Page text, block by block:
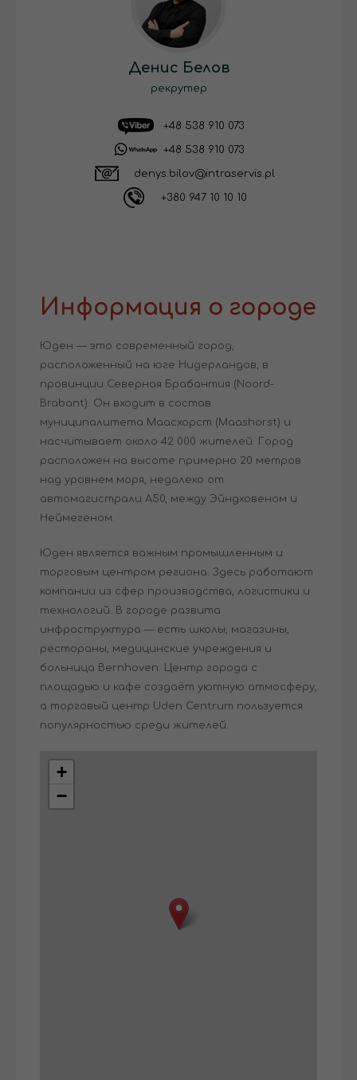
Денис Белов
рекрутер
+48 538 910 073
+48 538 910 073
denys.bilov@intraservis.pl
+380 947 10 10 10
Информация о городе
Юден — это современный город,
расположенный на юге Нидерландов, в
провинции Северная Брабантия (Noord-
Brabant). Он входит в состав
муниципалитета Маасхорст (Maashorst) и
насчитывает около 42 000 жителей. Город
расположен на высоте примерно 20 метров
над уровнем моря, недалеко от
автомагистрали A50, между Эйндховеном и
Неймегеном.
Юден является важным промышленным и
торговым центром региона. Здесь работают
компании из сфер производства, логистики и
технологий. В городе развита
инфраструктура — есть школы, магазины,
рестораны, медицинские учреждения и
больница Bernhoven. Центр города с
площадью и кафе создаёт уютную атмосферу,
а торговый центр Uden Centrum пользуется
популярностью среди жителей.
+
−